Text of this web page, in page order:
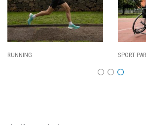
SPORT PARALIMPICI